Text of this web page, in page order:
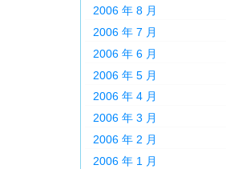
2006 年 8 月
2006 年 7 月
2006 年 6 月
2006 年 5 月
2006 年 4 月
2006 年 3 月
2006 年 2 月
2006 年 1 月